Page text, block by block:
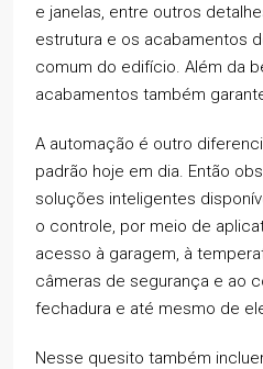
e janelas, entre outros
estrutura e os acabamentos
comum do edifício. Além da
acabamentos também
A automação é outro
padrão hoje em dia. Então
soluções inteligentes
o controle, por meio de
acesso à garagem, à
câmeras de segurança e ao
fechadura e até mesmo de
Nesse quesito também